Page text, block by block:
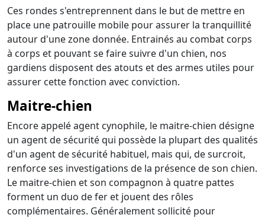
Ces rondes s'entreprennent dans le but de mettre en
place une patrouille mobile pour assurer la tranquillité
autour d'une zone donnée. Entrainés au combat corps
à corps et pouvant se faire suivre d'un chien, nos
gardiens disposent des atouts et des armes utiles pour
assurer cette fonction avec conviction.
Maitre-chien
Encore appelé agent cynophile, le maitre-chien désigne
un agent de sécurité qui possède la plupart des qualités
d'un agent de sécurité habituel, mais qui, de surcroit,
renforce ses investigations de la présence de son chien.
Le maitre-chien et son compagnon à quatre pattes
forment un duo de fer et jouent des rôles
complémentaires. Généralement sollicité pour